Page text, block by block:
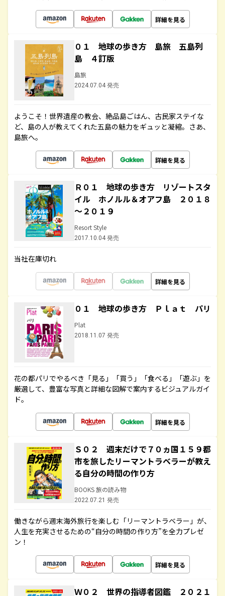
詳細を見る
０１ 地球の歩き方 島旅 五島列
島 ４訂版
島旅
2024.07.04 発売
ようこそ！世界遺産の教会、絶品島ごはん、古民家ステイな
ど、島の人が教えてくれた五島の魅力をギュッと凝縮。さあ、
島旅へ。
詳細を見る
Ｒ０１ 地球の歩き方 リゾートスタ
イル ホノルル＆オアフ島 ２０１８
～２０１９
Resort Style
2017.10.04 発売
当社在庫切れ
詳細を見る
０１ 地球の歩き方 Ｐｌａｔ パリ
Plat
2018.11.07 発売
花の都パリでやるべき「見る」「買う」「食べる」「遊ぶ」を
厳選して、豊富な写真と詳細な図解で案内するビジュアルガイ
ド。
詳細を見る
Ｓ０２ 週末だけで７０ヵ国１５９都
市を旅したリーマントラベラーが教え
る自分の時間の作り方
BOOKS 旅の読み物
2022.07.21 発売
働きながら週末海外旅行を楽しむ「リーマントラベラー」が、
人生を充実させるための“自分の時間の作り方”を全力プレゼ
ン！
詳細を見る
Ｗ０２ 世界の指導者図鑑 ２０２１